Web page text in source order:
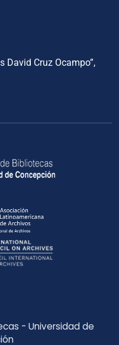
David Cruz Ocampo”,
- Universidad de